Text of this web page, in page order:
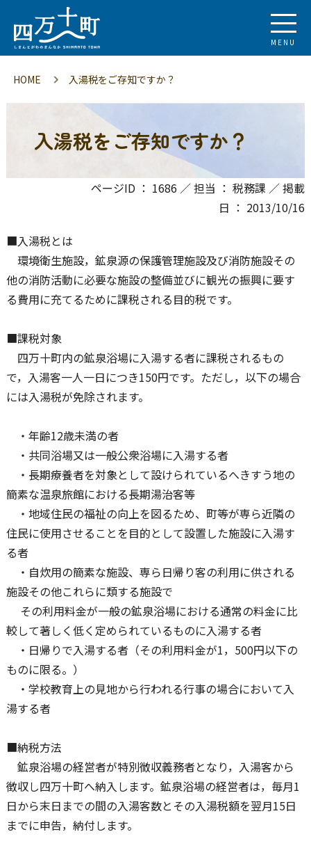
MENU
HOME 入湯税をご存知ですか？
入湯税をご存知ですか？
ページID ： 1686 ／ 担当 ： 税務課 ／ 掲載
日 ： 2013/10/16
■入湯税とは
環境衛生施設，鉱泉源の保護管理施設及び消防施設その
他の消防活動に必要な施設の整備並びに観光の振興に要す
る費用に充てるために課税される目的税です。
■課税対象
四万十町内の鉱泉浴場に入湯する者に課税されるもの
で，入湯客一人一日につき150円です。ただし，以下の場合
には入湯税が免除されます。
・年齢12歳未満の者
・共同浴場又は一般公衆浴場に入湯する者
・長期療養者を対象として設けられているへきすう地の
簡素な温泉旅館における長期湯治客等
・地域住民の福祉の向上を図るため、町等が専ら近隣の
住民に使用させることを目的として設置した施設に入湯す
る者
・自炊用の簡素な施設、専ら日帰り客の利用に供される
施設その他これらに類する施設で
その利用料金が一般の鉱泉浴場における通常の料金に比
較して著しく低く定められているものに入湯する者
・日帰りで入湯する者（その利用料金が1，500円以下の
ものに限る。）
・学校教育上の見地から行われる行事の場合において入
湯する者
■納税方法
鉱泉浴場の経営者が特別徴収義務者となり，入湯客から
徴収し四万十町へ納入します。鉱泉浴場の経営者は，毎月1
日から末日までの間の入湯客数とその入湯税額を翌月15日
までに申告，納付します。